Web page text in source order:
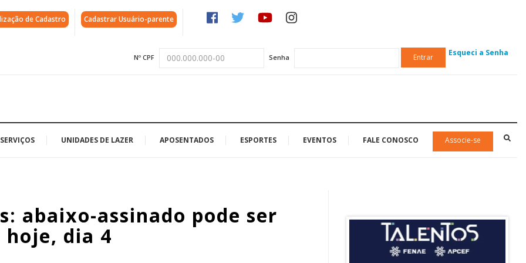
de Cadastro Cadastrar Usuário-parente
Nº CPF Senha Entrar Esqueci a Senha
SERVIÇOS UNIDADES DE LAZER APOSENTADOS ESPORTES EVENTOS FALE CONOSCO Associe-se
abaixo-assinado pode ser
dia 4